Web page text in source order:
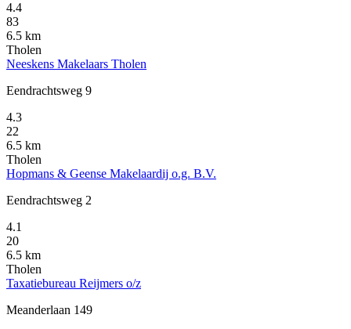
4.4
83
6.5 km
Tholen
Neeskens Makelaars Tholen
Eendrachtsweg 9
4.3
22
6.5 km
Tholen
Hopmans & Geense Makelaardij o.g. B.V.
Eendrachtsweg 2
4.1
20
6.5 km
Tholen
Taxatiebureau Reijmers o/z
Meanderlaan 149